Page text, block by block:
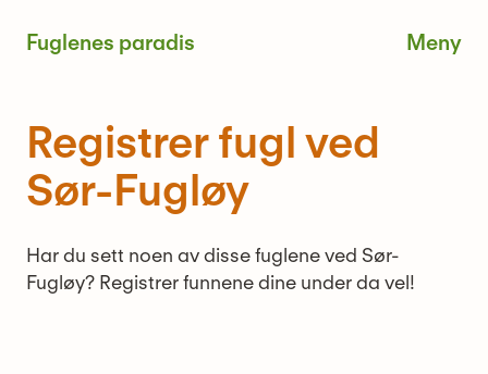
Fuglenes paradis
Registrer fugl ved
Sør-Fugløy
Har du sett noen av disse fuglene ved Sør-
Fugløy? Registrer funnene dine under da vel!